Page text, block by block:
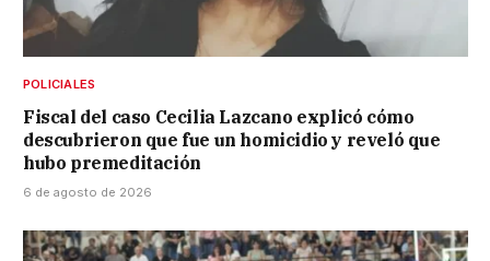
POLICIALES
Fiscal del caso Cecilia Lazcano explicó cómo
descubrieron que fue un homicidio y reveló que
hubo premeditación
6 de agosto de 2026